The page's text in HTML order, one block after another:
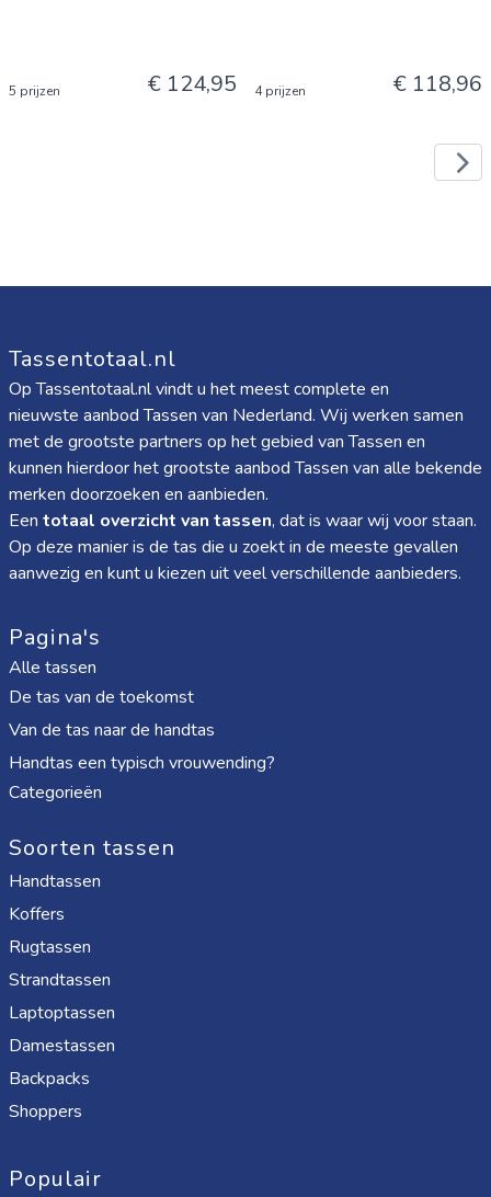
5 prijzen € 124,95 4 prijzen € 118,96
Tassentotaal.nl
Op Tassentotaal.nl vindt u het meest complete en
nieuwste aanbod Tassen van Nederland. Wij werken samen
met de grootste partners op het gebied van Tassen en
kunnen hierdoor het grootste aanbod Tassen van alle bekende
merken doorzoeken en aanbieden.
Een totaal overzicht van tassen, dat is waar wij voor staan.
Op deze manier is de tas die u zoekt in de meeste gevallen
aanwezig en kunt u kiezen uit veel verschillende aanbieders.
Pagina's
Alle tassen
De tas van de toekomst
Van de tas naar de handtas
Handtas een typisch vrouwending?
Categorieën
Soorten tassen
Handtassen
Koffers
Rugtassen
Strandtassen
Laptoptassen
Damestassen
Backpacks
Shoppers
Populair